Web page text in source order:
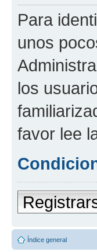
Para
unos
los
favor lee
Índice general